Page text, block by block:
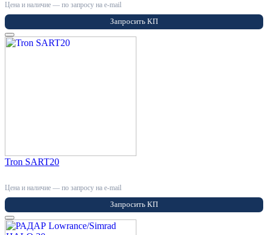
Цена и наличие — по запросу на e-mail
Запросить КП
Tron SART20
Цена и наличие — по запросу на e-mail
Запросить КП